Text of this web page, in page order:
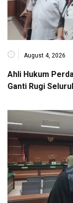
August 4, 2026
Ahli Hukum
Ganti Rugi